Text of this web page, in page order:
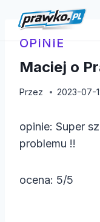
treściOPINIE
Maciej o
Przez 2023-07-
opinie: Super
problemu !!
ocena: 5/5